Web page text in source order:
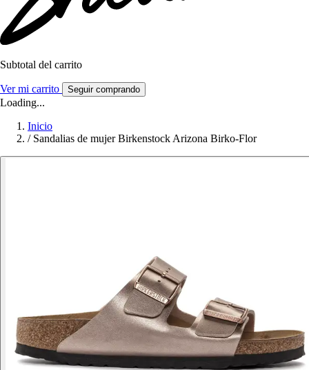
Subtotal del carrito
Ver mi carrito Seguir comprando
Loading...
Inicio
/ Sandalias de mujer Birkenstock Arizona Birko-Flor